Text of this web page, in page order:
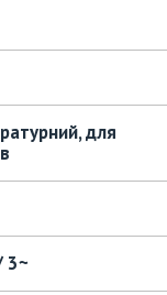
для
3~